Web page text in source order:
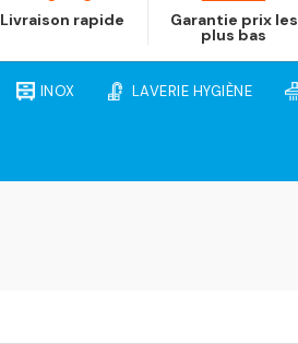
Livraison rapide Garantie prix les
plus bas
INOX LAVERIE HYGIÈNE